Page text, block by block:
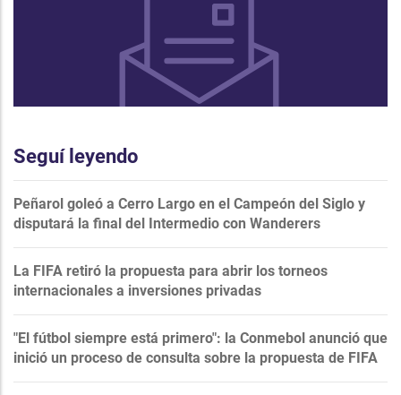
Seguí leyendo
Peñarol goleó a Cerro Largo en el Campeón del Siglo y
disputará la final del Intermedio con Wanderers
La FIFA retiró la propuesta para abrir los torneos
internacionales a inversiones privadas
"El fútbol siempre está primero": la Conmebol anunció que
inició un proceso de consulta sobre la propuesta de FIFA